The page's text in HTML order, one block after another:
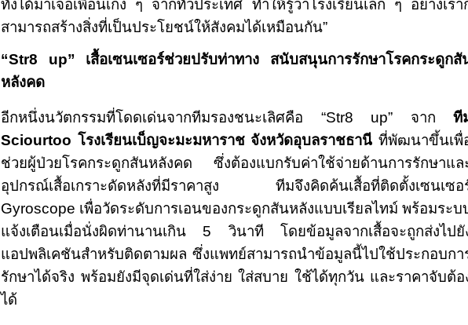
ทั้งได้มาเจอเพื่อนเก่ง ๆ จากทั่วประเทศ ทำให้รู้ว่าโรงเรียนเล็ก ๆ อย่างเรา
สามารถสร้างสิ่งที่เป็นประโยชน์ให้สังคมได้เหมือนกัน”
“Str8 up” เสื้อเซนเซอร์ช่วยปรับท่าทาง สนับสนุนการรักษาโรคกระดูกสั
หลังคด
อีกหนึ่งนวัตกรรมที่โดดเด่นจากทีมรองชนะเลิศคือ “Str8 up” จาก ที
Sciourtoo โรงเรียนเบ็ญจะมะมหาราช จังหวัดอุบลราชธานีที่พัฒนาขึ้นเพื่
ช่วยผู้ป่วยโรคกระดูกสันหลังคด ซึ่งต้องแบกรับค่าใช้จ่ายด้านการรักษาแล
อุปกรณ์เสื้อเกราะดัดหลังที่มีราคาสูง ทีมจึงคิดค้นเสื้อที่ติดตั้งเซนเซอ
Gyroscope เพื่อวัดระดับการเอนของกระดูกสันหลังแบบเรียลไทม์ พร้อมระบ
แจ้งเตือนเมื่อนั่งผิดท่านานเกิน 5 วินาที โดยข้อมูลจากเสื้อจะถูกส่งไปยั
แอปพลิเคชันสำหรับติดตามผล ซึ่งแพทย์สามารถนำข้อมูลนี้ไปใช้ประกอบกา
รักษาได้จริง พร้อมยังมีจุดเด่นที่ใส่ง่าย ใส่สบาย ใช้ได้ทุกวัน และราคาจับต้อ
ได้